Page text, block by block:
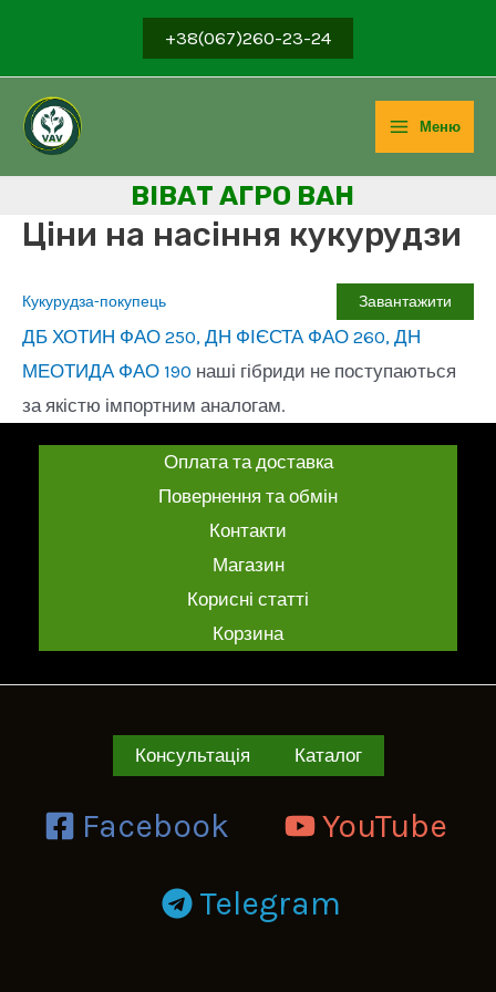
вмісту
+38(067)260-23-24
Main
Меню
ВІВАТ АГРО ВАН
Ціни на насіння кукурудзи
Кукурудза-покупець Завантажити
ДБ ХОТИН ФАО 250, ДН ФІЄСТА ФАО 260, ДН
МЕОТИДА ФАО 190 наші гібриди не поступаються
за якістю імпортним аналогам.
Оплата та доставка
Повернення та обмін
Контакти
Магазин
Корисні статті
Корзина
Консультація Каталог
Facebook
YouTube
Telegram